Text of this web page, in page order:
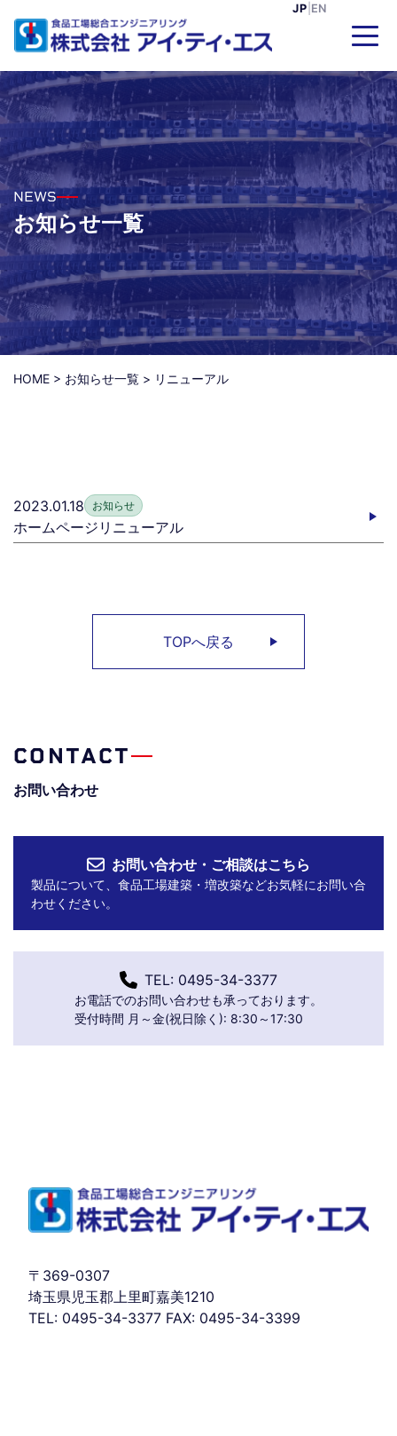
JP EN
NEWS
お知らせ一覧
HOME > お知らせ一覧 > リニューアル
2023.01.18 お知らせ
ホームページリニューアル
TOPへ戻る
CONTACT
お問い合わせ
お問い合わせ・ご相談はこちら
製品について、食品工場建築・増改築などお気軽にお問い合
わせください。
TEL: 0495-34-3377
お電話でのお問い合わせも承っております。
受付時間 月～金(祝日除く): 8:30～17:30
〒369-0307
埼玉県児玉郡上里町嘉美1210
TEL: 0495-34-3377 FAX: 0495-34-3399